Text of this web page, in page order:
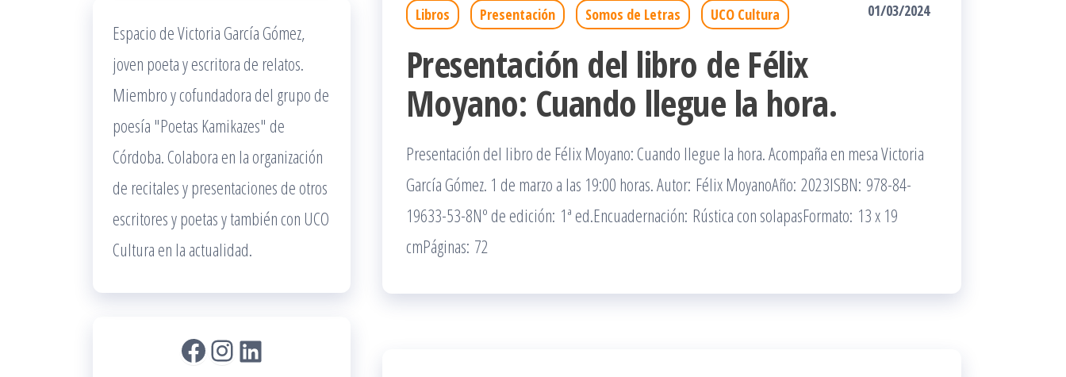
Libros Presentación Somos de Letras UCO Cultura 01/03/2024
Presentación del libro de Félix
Moyano: Cuando llegue la hora.
Presentación del libro de Félix Moyano: Cuando llegue la hora. Acompaña en mesa Victoria
García Gómez. 1 de marzo a las 19:00 horas. Autor: Félix MoyanoAño: 2023ISBN: 978-84-
19633-53-8Nº de edición: 1ª ed.Encuadernación: Rústica con solapasFormato: 13 x 19
cmPáginas: 72
Espacio de Victoria García Gómez,
joven poeta y escritora de relatos.
Miembro y cofundadora del grupo de
poesía "Poetas Kamikazes" de
Córdoba. Colabora en la organización
de recitales y presentaciones de otros
escritores y poetas y también con UCO
Cultura en la actualidad.
Facebook
Instagram
LinkedIn